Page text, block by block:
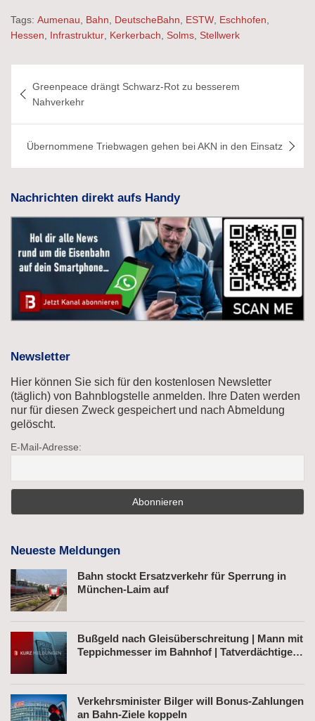
Tags: Aumenau Bahn DeutscheBahn ESTW Eschhofen
Hessen
Infrastruktur Kerkerbach Solms Stellwerk
Greenpeace drängt Schwarz-Rot zu besserem
Nahverkehr
Übernommene Triebwagen gehen bei AKN in den Einsatz
Nachrichten direkt aufs Handy
Newsletter
Hier können Sie sich für den kostenlosen Newsletter
(täglich) von Bahnblogstelle anmelden. Ihre Daten werden
nur für diesen Zweck gespeichert und nach Abmeldung
gelöscht.
E-Mail-Adresse:
Neueste Meldungen
Bahn stockt Ersatzverkehr für Sperrung in
München-Laim auf
Bußgeld nach Gleisüberschreitung | Mann mit
Teppichmesser im Bahnhof | Tatverdächtiger
Verkehrsminister Bilger will Bonus-Zahlungen
an Bahn-Ziele koppeln